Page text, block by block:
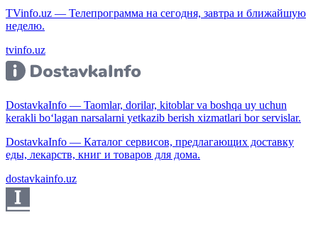
TVinfo.uz — Телепрограмма на сегодня, завтра и ближайшую
неделю.
tvinfo.uz
DostavkaInfo — Taomlar, dorilar, kitoblar va boshqa uy uchun
kerakli bo‘lagan narsalarni yetkazib berish xizmatlari bor servislar.
DostavkaInfo — Каталог сервисов, предлагающих доставку
еды, лекарств, книг и товаров для дома.
dostavkainfo.uz